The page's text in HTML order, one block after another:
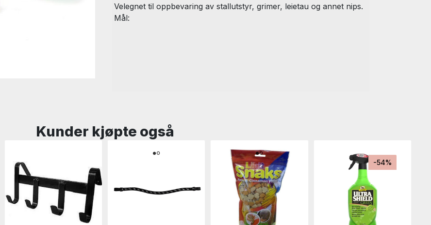
Velegnet til oppbevaring av stallutstyr, grimer, leietau og annet nips.
Mål:
Kunder kjøpte også
-54%